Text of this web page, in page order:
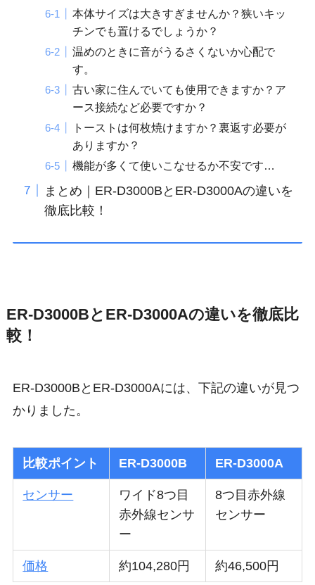
本体サイズは大きすぎませんか？狭いキッ
チンでも置けるでしょうか？
温めのときに音がうるさくないか心配で
す。
古い家に住んでいても使用できますか？ア
ース接続など必要ですか？
トーストは何枚焼けますか？裏返す必要が
ありますか？
機能が多くて使いこなせるか不安です…
まとめ｜ER-D3000BとER-D3000Aの違いを
徹底比較！
ER-D3000BとER-D3000Aの違いを徹底比
較！
ER-D3000BとER-D3000Aには、下記の違いが見つ
かりました。
比較ポイント ER-D3000B ER-D3000A
センサー
ワイド8つ目
赤外線センサ
ー
8つ目赤外線
センサー
価格 約104,280円 約46,500円